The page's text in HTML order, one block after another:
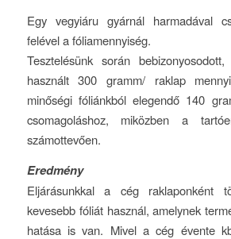
Egy vegyiáru gyárnál harmadával
felével a fóliamennyiség.
Tesztelésünk során
használt 300 gramm/ raklap
minőségi fóliánkból elegendő 140
csomagoláshoz, miközben a
számottevően.
Eredmény
Eljárásunkkal a cég raklaponként
kevesebb fóliát használ, amelynek
hatása is van. Mivel a cég évente